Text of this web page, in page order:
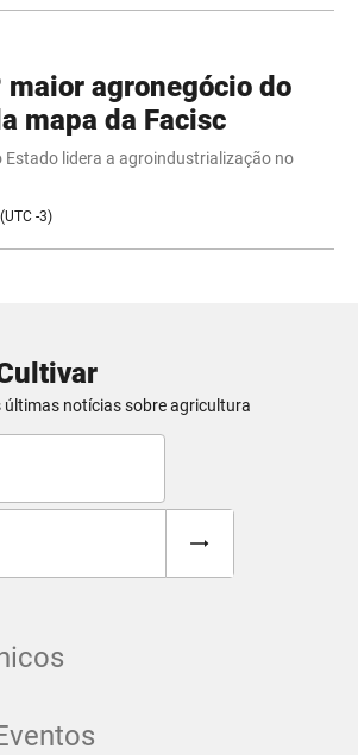
maior agronegócio do
mapa da Facisc
Estado lidera a agroindustrialização no
-3)
últimas notícias sobre agricultura